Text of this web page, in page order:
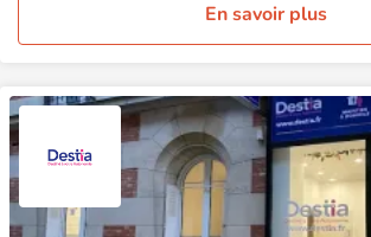
En savoir plus